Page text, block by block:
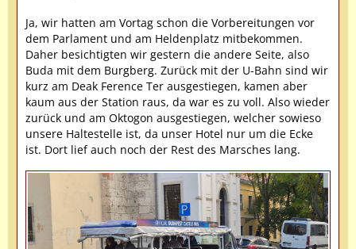
Ja, wir hatten am Vortag schon die Vorbereitungen vor
dem Parlament und am Heldenplatz mitbekommen.
Daher besichtigten wir gestern die andere Seite, also
Buda mit dem Burgberg. Zurück mit der U-Bahn sind wir
kurz am Deak Ference Ter ausgestiegen, kamen aber
kaum aus der Station raus, da war es zu voll. Also wieder
zurück und am Oktogon ausgestiegen, welcher sowieso
unsere Haltestelle ist, da unser Hotel nur um die Ecke
ist. Dort lief auch noch der Rest des Marsches lang.